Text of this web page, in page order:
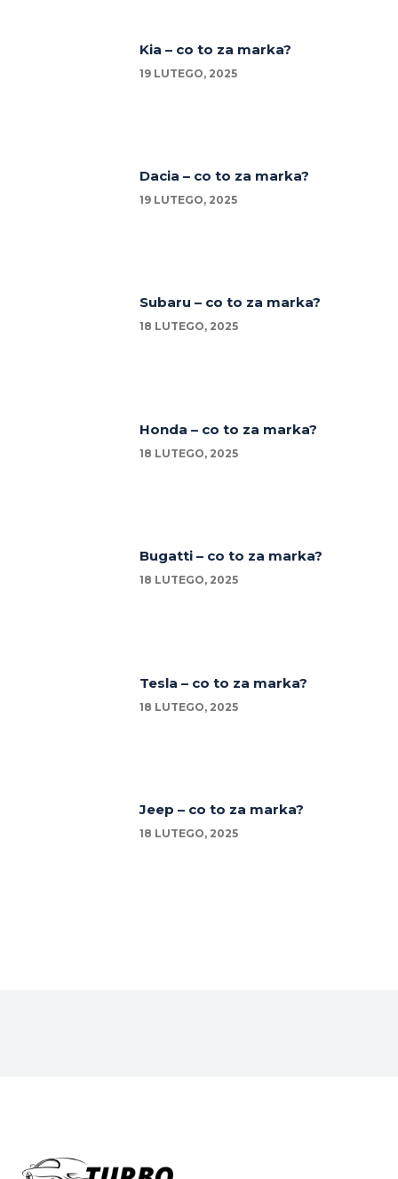
Kia – co to za marka?
19 LUTEGO, 2025
Dacia – co to za marka?
19 LUTEGO, 2025
Subaru – co to za marka?
18 LUTEGO, 2025
Honda – co to za marka?
18 LUTEGO, 2025
Bugatti – co to za marka?
18 LUTEGO, 2025
Tesla – co to za marka?
18 LUTEGO, 2025
Jeep – co to za marka?
18 LUTEGO, 2025